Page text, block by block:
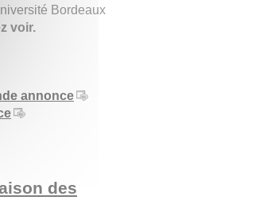
Bordeaux
voir.
annonce
des